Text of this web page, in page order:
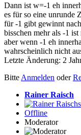
Dann ist w=-1 eh
es für so eine unrunde
für -1 gibt gewinnt
bisschen mehr als -1
aber wenn -1 eh
wahrscheinlich nicht
Letzte Änderung: 2
Bitte Anmelden oder
Rainer Raisch
Offline
Moderator